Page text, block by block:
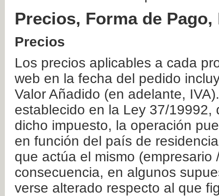
Precios, Forma de
Precios
Los precios aplicables a cada
web en la fecha del pedido
Valor Añadido (en adelante,
establecido en la Ley 37/
dicho impuesto, la operación
en función del país de
que actúa el mismo
consecuencia, en algunos
verse alterado respecto al que